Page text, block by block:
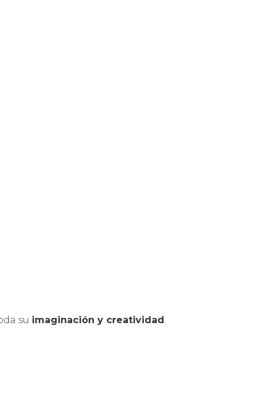
su imaginación y creatividad